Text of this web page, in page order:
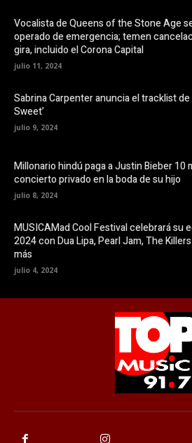
Vocalista de Queens of the Stone Age
operado de emergencia; temen
gira, incluido el Corona Capital
julio 11, 2024
Sabrina Carpenter anuncia el tracklist de
Sweet’
julio 9, 2024
Millonario hindú paga a Justin Bieber 10
concierto privado en la boda de su hijo
julio 8, 2024
MUSICAMad Cool Festival celebrará su
2024 con Dua Lipa, Pearl Jam, The
más
julio 4, 2024